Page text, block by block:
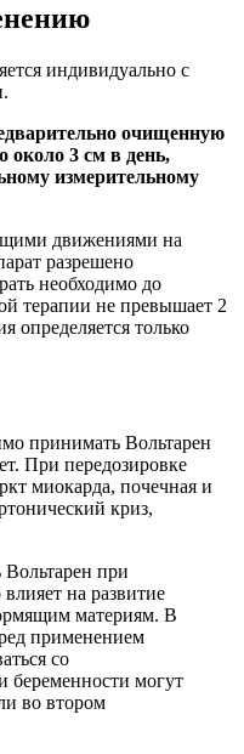
индивидуально с
очищенную
около 3 см в день,
измерительному
движениями на
разрешено
необходимо до
терапии не превышает 2
определяется только
принимать Вольтарен
При передозировке
миокарда, почечная и
криз,
Вольтарен при
на развитие
материям. В
применением
со
беременности могут
во втором